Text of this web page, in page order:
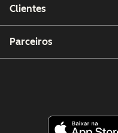
Clientes
Parceiros